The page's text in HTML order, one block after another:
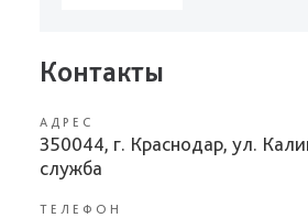
Контакты
АДРЕС
350044, г. Краснодар, ул.
служба
ТЕЛЕФОН